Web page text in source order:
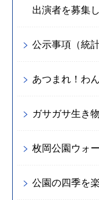
出演者を募集
公示事項（統計
あつまれ！わ
ガサガサ生き
枚岡公園ウォ
公園の四季を